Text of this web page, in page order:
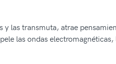
las transmuta, atrae
las ondas